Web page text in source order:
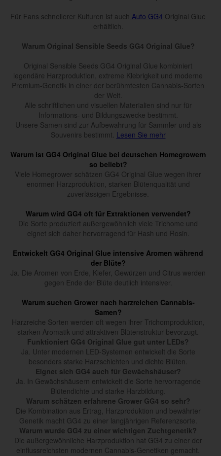
Für Fans schnellerer Kulturen ist auch Auto GG4 Original Glue
erhältlich.
Warum Original Sensible Seeds GG4 Original Glue?
Original Sensible Seeds GG4 Original Glue kombiniert
legendäre Harzproduktion, extreme Klebrigkeit und moderne
Premium-Genetik in einer der berühmtesten Cannabis-Sorten
der Welt.
Alle schriftlichen und visuellen Materialien sind nur für
Informations- und Bildungszwecke bestimmt.
Unsere Samen sind zur Aufbewahrung für Sammler und als
Souvenirs bestimmt. Lesen Sie mehr
Warum ist GG4 Original Glue bei deutschen Homegrowern
so beliebt?
Viele Homegrower schätzen GG4 Original Glue wegen ihrer
enormen Harzproduktion, starken Blütenqualität und
zuverlässigen Ergebnisse.
Warum wird GG4 oft für Extraktionen verwendet?
Die Sorte produziert außergewöhnlich viele Trichome und
eignet sich daher hervorragend für Hash und Rosin.
Entwickelt GG4 Original Glue intensive Aromen während
der Blüte?
Ja. Die Aromen von Erde, Kiefer, Gewürzen und Citrus werden
gegen Ende der Blüte deutlich intensiver.
Warum suchen Grower nach harzreichen Cannabis-
Samen?
Harzreiche Sorten werden oft wegen ihrer Trichomproduktion,
starken Aromatik und attraktiven Blütenstruktur bevorzugt.
Funktioniert GG4 Original Glue gut unter LEDs?
Ja. Unter modernen LED-Systemen entwickelt die Sorte
besonders starke Harzschichten und dichte Blüten.
Eignet sich GG4 auch für Gewächshäuser?
Ja. In Gewächshäusern entwickelt die Sorte hervorragende
Blütendichte und starke Harzbildung.
Warum schätzen erfahrene Grower GG4 so sehr?
Die Kombination aus Ertrag, Harzproduktion und bewährter
Genetik macht GG4 zu einer langjährigen Referenzsorte.
Warum wurde GG4 zu einer wichtigen Zuchtgenetik?
Die außergewöhnliche Harzproduktion hat GG4 zu einer der
einflussreichsten modernen Cannabis-Genetiken gemacht.